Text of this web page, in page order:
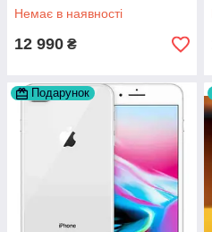
Немає в наявності
12 990 ₴
Подарунок